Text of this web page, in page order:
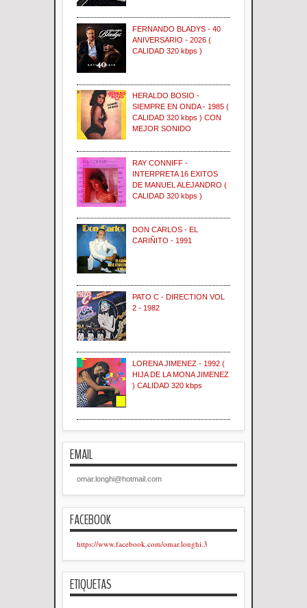
FERNANDO BLADYS - 40
ANIVERSARIO - 2026 (
CALIDAD 320 kbps )
HERALDO BOSIO -
SIEMPRE EN ONDA - 1985 (
CALIDAD 320 kbps ) CON
MEJOR SONIDO
RAY CONNIFF -
INTERPRETA 16 EXITOS
DE MANUEL ALEJANDRO (
CALIDAD 320 kbps )
DON CARLOS - EL
CARIÑITO - 1991
PATO C - DIRECTION VOL
2 - 1982
LORENA JIMENEZ - 1992 (
HIJA DE LA MONA JIMENEZ
) CALIDAD 320 kbps
EMAIL
omar.longhi@hotmail.com
FACEBOOK
https://www.facebook.com/omar.longhi.3
ETIQUETAS